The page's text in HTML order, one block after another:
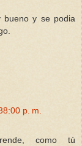
bueno y se podia
p. m.
como tú